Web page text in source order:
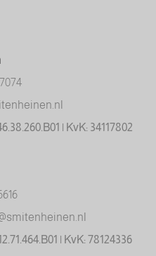
| KvK: 34117802
| KvK: 78124336